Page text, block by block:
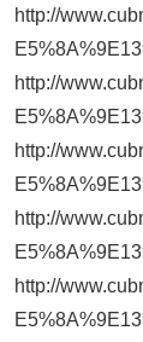
http://
http://
http://
http://
http://